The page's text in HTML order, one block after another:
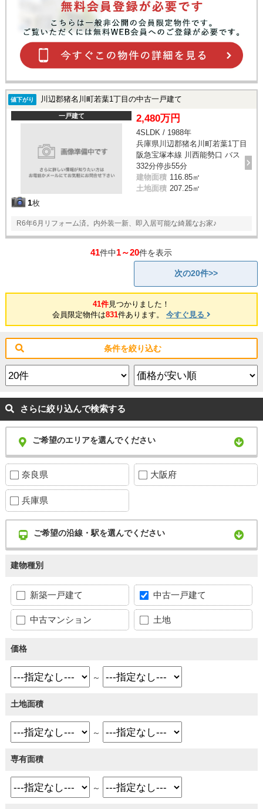
値下がり 川辺郡猪名川町若葉1丁目の中古一戸建て
一戸建て
1枚
2,480万円
4SLDK / 1988年
兵庫県川辺郡猪名川町若葉1丁目
阪急宝塚本線 川西能勢口 バス
332分停歩55分
建物面積 116.85㎡
土地面積 207.25㎡
R6年6月リフォーム済。内外装一新、即入居可能な綺麗なお家♪
41件中1～20件を表示
次の20件>>
41件見つかりました！
会員限定物件は831件あります。 今すぐ見る
条件を絞り込む
さらに絞り込んで検索する
ご希望のエリアを選んでください
奈良県 大阪府
兵庫県
ご希望の沿線・駅を選んでください
建物種別
新築一戸建て 中古一戸建て
中古マンション 土地
価格
～
土地面積
～
専有面積
～